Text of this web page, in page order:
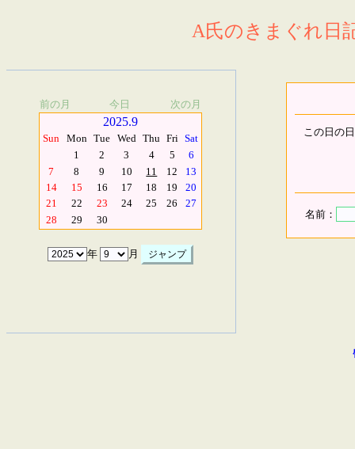
A氏のきまぐれ日
前の月 今日 次の月
2025.9
Sun Mon Tue Wed Thu Fri Sat
1
2 3 4 5
6
7
8 9 10 11 12
13
14
15 16 17 18 19
20
21
22 23 24 25 26
27
28
29 30
年 月
この日の
名前：